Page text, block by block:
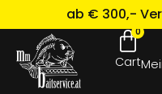
ab € 300,-
0